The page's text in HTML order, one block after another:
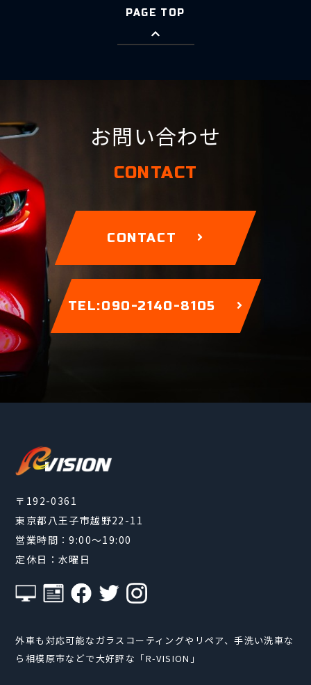
PAGE TOP
お問い合わせ
CONTACT
CONTACT
TEL:090-2140-8105
〒192-0361
東京都八王子市越野22-11
営業時間：9:00～19:00
定休日：水曜日
外車も対応可能なガラスコーティングやリペア、手洗い洗車な
ら相模原市などで大好評な「R-VISION」